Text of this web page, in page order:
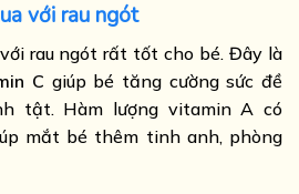
với rau ngót
rau ngót rất tốt cho bé. Đây là
C giúp bé tăng cường sức đề
tật. Hàm lượng vitamin A có
mắt bé thêm tinh anh, phòng